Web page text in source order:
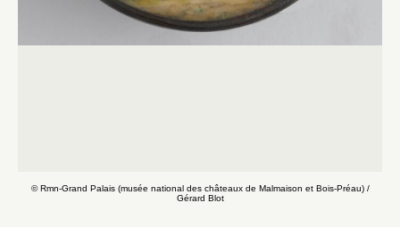
© Rmn-Grand Palais (musée national des châteaux de Malmaison et Bois-Préau) /
Gérard Blot